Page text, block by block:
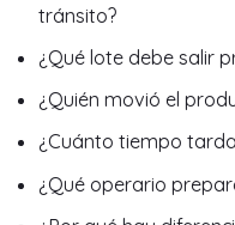
tránsito?
¿Qué lote debe salir
¿Quién movió el
¿Cuánto tiempo
¿Qué operario